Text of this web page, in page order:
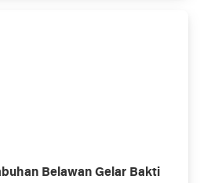
Belawan Gelar Bakti